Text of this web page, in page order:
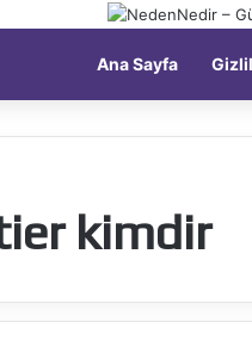
Ana Sayfa
kimdir